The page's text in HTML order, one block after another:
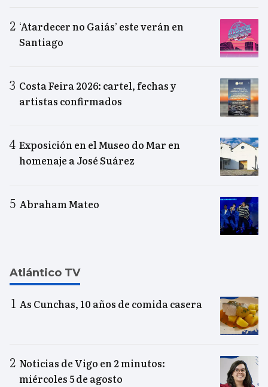
‘Atardecer no Gaiás’ este verán en
Santiago
Costa Feira 2026: cartel, fechas y
artistas confirmados
Exposición en el Museo do Mar en
homenaje a José Suárez
Abraham Mateo
Atlántico TV
As Cunchas, 10 años de comida casera
Noticias de Vigo en 2 minutos:
miércoles 5 de agosto